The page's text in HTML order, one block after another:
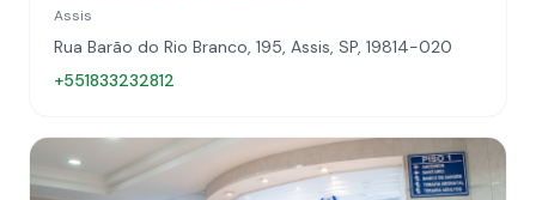
Assis
Rua Barão do Rio Branco, 195, Assis, SP, 19814-020
+551833232812